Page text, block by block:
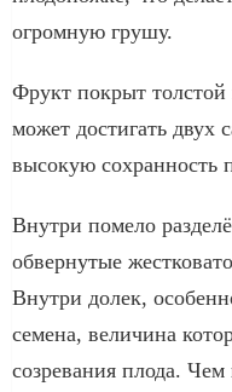
огромную грушу.
Фрукт покрыт
может достигать двух
высокую сохранность
Внутри помело
обвернутые
Внутри долек,
семена, величина
созревания плода.